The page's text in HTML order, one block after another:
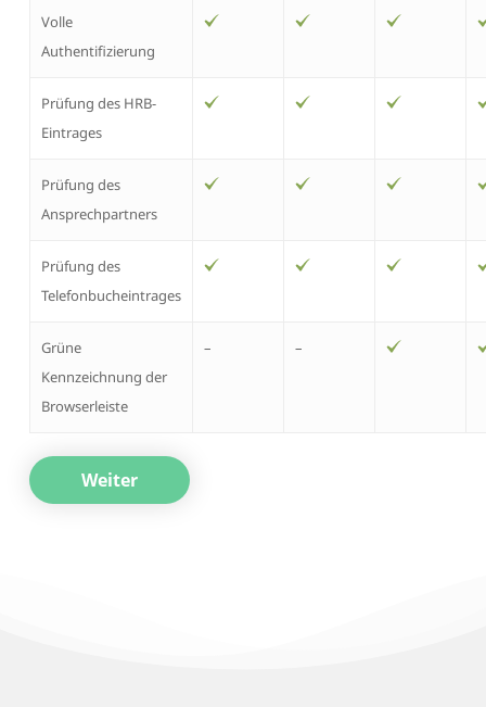
Volle
Authentifizierung
Prüfung des HRB-
Eintrages
Prüfung des
Ansprechpartners
Prüfung des
Telefonbucheintrages
Grüne
Kennzeichnung der
Browserleiste
– –
Weiter